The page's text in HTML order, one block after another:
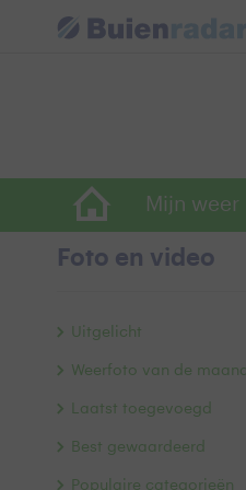
Mijn weer
Foto en video
Uitgelicht
Weerfoto van de maand
Laatst toegevoegd
Best gewaardeerd
Populaire categorieën